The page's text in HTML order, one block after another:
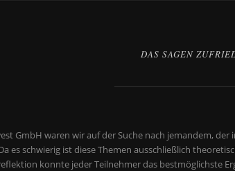
DAS SAGEN
GmbH waren wir auf der Suche nach jemandem,
es schwierig ist diese Themen ausschließlich
konnte jeder Teilnehmer das bestmöglichste